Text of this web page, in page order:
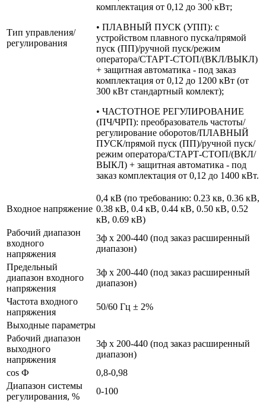
Тип управления/
регулирования
комплектация от 0,12 до 300 кВт;
• ПЛАВНЫЙ ПУСК (УПП): с
устройством плавного пуска/прямой
пуск (ПП)/ручной пуск/режим
оператора/СТАРТ-СТОП/(ВКЛ/ВЫКЛ)
+ защитная автоматика - под заказ
комплектация от 0,12 до 1200 кВт (от
300 кВт стандартный комлект);
• ЧАСТОТНОЕ РЕГУЛИРОВАНИЕ
(ПЧ/ЧРП): преобразователь частоты/
регулирование оборотов/ПЛАВНЫЙ
ПУСК/прямой пуск (ПП)/ручной пуск/
режим оператора/СТАРТ-СТОП/(ВКЛ/
ВЫКЛ) + защитная автоматика - под
заказ комплектация от 0,12 до 1400 кВт.
Входное напряжение
0,4 кВ (по требованию: 0.23 кв, 0.36 кВ,
0.38 кВ, 0.4 кВ, 0.44 кВ, 0.50 кВ, 0.52
кВ, 0.69 кВ)
Рабочий диапазон
входного
напряжения
3ф х 200-440 (под заказ расширенный
диапазон)
Предельный
диапазон входного
напряжения
3ф х 200-440 (под заказ расширенный
диапазон)
Частота входного
напряжения
50/60 Гц ± 2%
Выходные параметры
Рабочий диапазон
выходного
напряжения
3ф х 200-440 (под заказ расширенный
диапазон)
cos Ф
0,8-0,98
Диапазон системы
регулирования, %
0-100